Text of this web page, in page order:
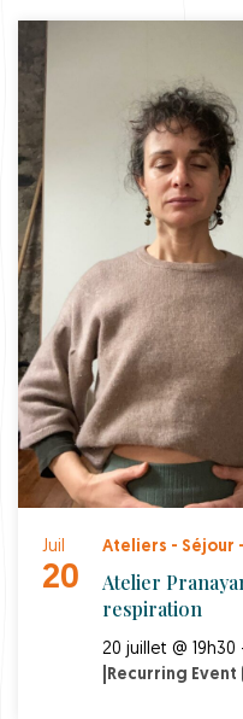
Juil
20
Ateliers - Séjour
Atelier
respiration
20 juillet @ 19h30
Recurring Event